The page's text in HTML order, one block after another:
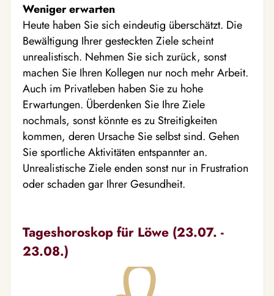
Weniger erwarten
Heute haben Sie sich eindeutig überschätzt. Die
Bewältigung Ihrer gesteckten Ziele scheint
unrealistisch. Nehmen Sie sich zurück, sonst
machen Sie Ihren Kollegen nur noch mehr Arbeit.
Auch im Privatleben haben Sie zu hohe
Erwartungen. Überdenken Sie Ihre Ziele
nochmals, sonst könnte es zu Streitigkeiten
kommen, deren Ursache Sie selbst sind. Gehen
Sie sportliche Aktivitäten entspannter an.
Unrealistische Ziele enden sonst nur in Frustration
oder schaden gar Ihrer Gesundheit.
Tageshoroskop für Löwe (23.07. -
23.08.)